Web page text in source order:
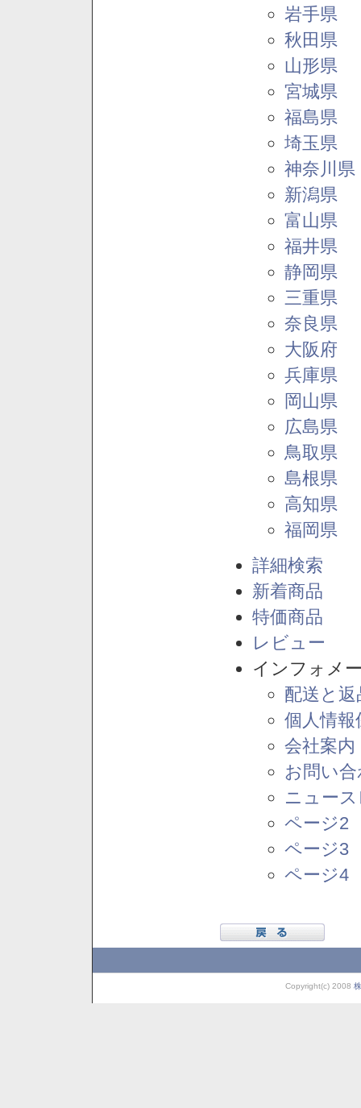
岩手県
秋田県
山形県
宮城県
福島県
埼玉県
神奈川県
新潟県
富山県
福井県
静岡県
三重県
奈良県
大阪府
兵庫県
岡山県
広島県
鳥取県
島根県
高知県
福岡県
詳細検索
新着商品
特価商品
レビュー
インフォメ
配送と
個人情報
会社案内
お問い
ニュー
ページ2
ページ3
ページ4
Copyright(c) 2008